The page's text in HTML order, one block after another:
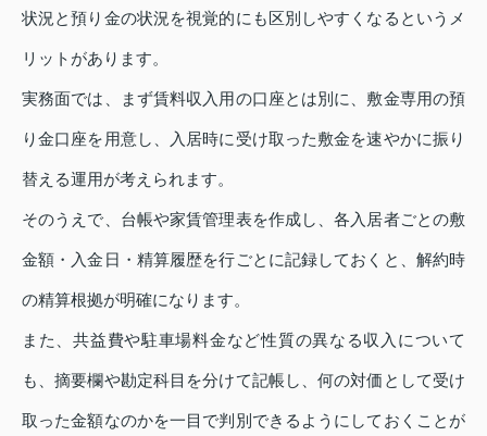
状況と預り金の状況を視覚的にも区別しやすくなるというメ
リットがあります。
実務面では、まず賃料収入用の口座とは別に、敷金専用の預
り金口座を用意し、入居時に受け取った敷金を速やかに振り
替える運用が考えられます。
そのうえで、台帳や家賃管理表を作成し、各入居者ごとの敷
金額・入金日・精算履歴を行ごとに記録しておくと、解約時
の精算根拠が明確になります。
また、共益費や駐車場料金など性質の異なる収入について
も、摘要欄や勘定科目を分けて記帳し、何の対価として受け
取った金額なのかを一目で判別できるようにしておくことが